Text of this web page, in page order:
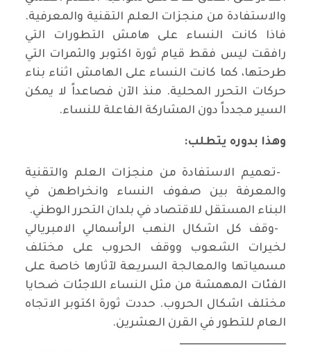
والاستفادة من منجزات العلم التقنية والمعرفية.
فاذا كانت النساء على هامش التطورات التي
رافقت ليس فقط قيام ثورة اكتوبر والثمرات التي
طرحتها، كما كانت النساء على الهامش اثناء بناء
حركات التحرر المحلية. منذ الآن فصاعداً لا يمكن
السير مجدداً دون المشاركة الفاعلة للنساء.
وهذا بدوره يتطلب:
-تعميم الاستفادة من منجزات العلم والتقنية
والمعرفة بين صفوف النساء وانخراطهن في
البناء المستقل للاقتصاد في بلدان التحرر الوطني.
-وقف كل اشكال النهب الرأسمالي الامبريالي
لخيرات الشعوب ووقف الحروب على مختلف
مسمياتها والمعالجة السريعة لآثارها خاصة على
الفئات المهمشة من مثل النساء اللاجئات ضحايا
مختلف اشكال الحروب. حددت ثورة اكتوبر الاتجاه
العام للتطور في القرن العشرين.
ـــــــــــــــــــــــــــــــــــــــــــــــــــ